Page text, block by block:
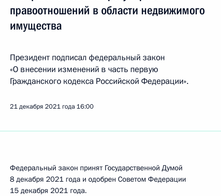
правоотношений в области недвижимого
имущества
Президент подписал федеральный закон
«О внесении изменений в часть первую
Гражданского кодекса Российской Федерации».
21 декабря 2021 года 16:00
Федеральный закон принят Государственной Думой
8 декабря 2021 года и одобрен Советом Федерации
15 декабря 2021 года.